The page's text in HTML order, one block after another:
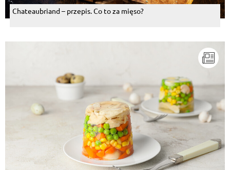
Chateaubriand – przepis. Co to za mięso?